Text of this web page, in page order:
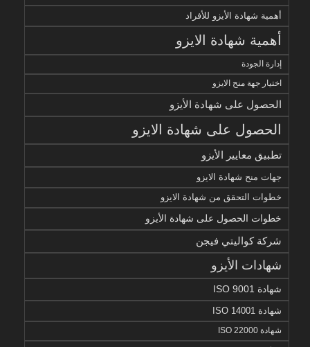
أهمية شهادة الأيزو للأفراد
أهمية شهادة الايزو
إدارة الجودة
اختيار جهة منح الايزو
الحصول على شهادة الأيزو
الحصول على شهادة الايزو
تطبيق معايير الأيزو
جهات منح شهادة الايزو
خطوات التحقق من شهادة الايزو
خطوات الحصول على شهادة الأيزو
شركة كواليتي فيجن
شهادات الأيزو
شهادة ISO 9001
شهادة ISO 14001
شهادة ISO 22000